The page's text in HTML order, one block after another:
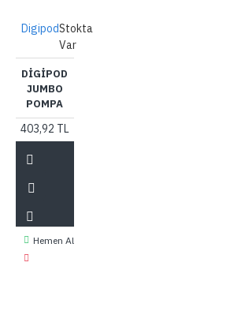
DigipodStokta
Var
DIGIPOD
JUMBO
POMPA
403,92 TL
Hemen Al